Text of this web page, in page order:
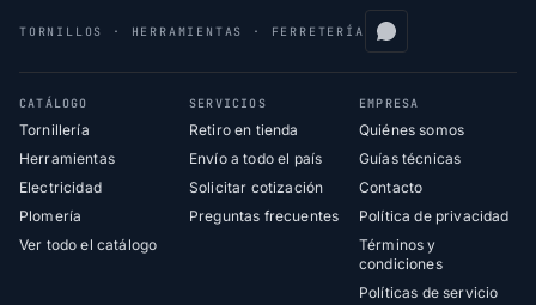
TORNILLOS · HERRAMIENTAS · FERRETERÍA
CATÁLOGO
Tornillería
Herramientas
Electricidad
Plomería
Ver todo el catálogo
SERVICIOS
Retiro en tienda
Envío a todo el país
Solicitar cotización
Preguntas frecuentes
EMPRESA
Quiénes somos
Guías técnicas
Contacto
Política de privacidad
Términos y
condiciones
Políticas de servicio